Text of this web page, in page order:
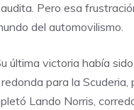
Pero esa
del automovilismo.
última victoria había
para la
Lando Norris,